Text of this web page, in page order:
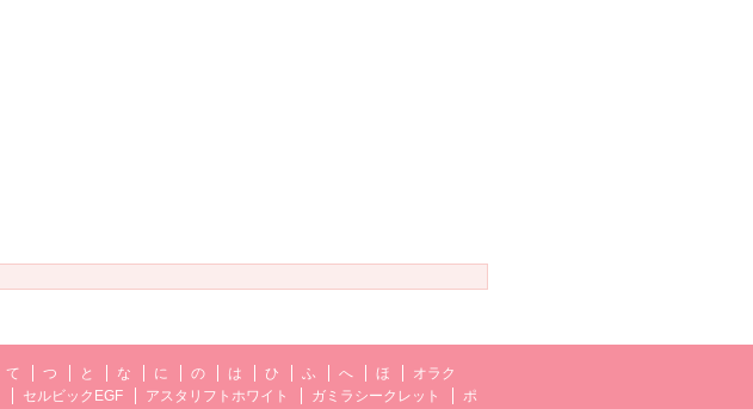
て つ と な に の は ひ ふ へ ほ
オラク
セルビックEGF アスタリフトホワイト ガミラシークレット ポ